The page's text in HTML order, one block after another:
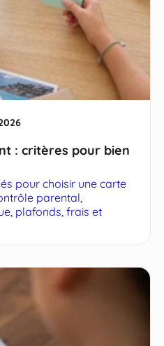
: critères pour bien
pour choisir une carte
parental,
plafonds, frais et